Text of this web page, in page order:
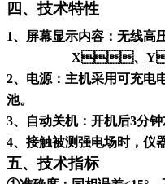
四、技术特性
1、屏幕显示内容：无线高压
X、Y、
2、电源：主机采用可充
池。
3、自动关机：开机后3
4、接触被测强电场时，仪
五、技术指标